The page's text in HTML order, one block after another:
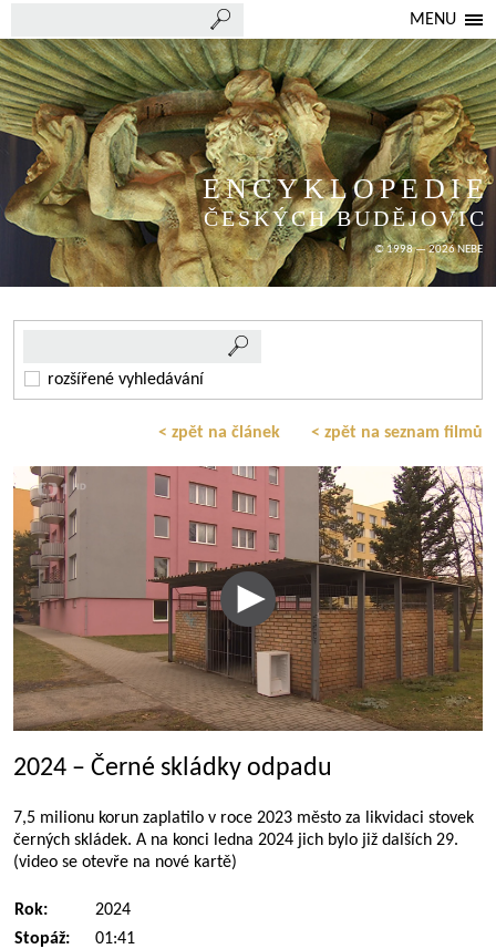
MENU
ENCYKLOPEDIE
ČESKÝCH BUDĚJOVIC
© 1998 — 2026 NEBE
rozšířené vyhledávání
< zpět na článek < zpět na seznam filmů
2024 – Černé skládky odpadu
7,5 milionu korun zaplatilo v roce 2023 město za likvidaci stovek
černých skládek. A na konci ledna 2024 jich bylo již dalších 29.
(video se otevře na nové kartě)
Rok:
2024
Stopáž:
01:41